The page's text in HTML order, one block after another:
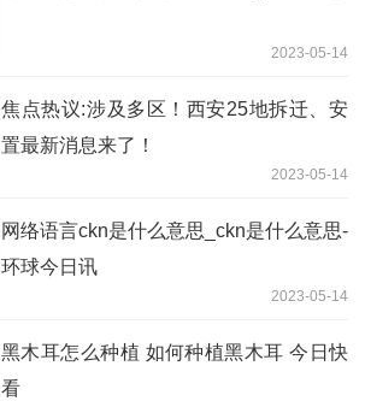
2023-05-14
焦点热议:涉及多区！西安25地拆迁、安
置最新消息来了！
2023-05-14
网络语言ckn是什么意思_ckn是什么意思-
环球今日讯
2023-05-14
黑木耳怎么种植 如何种植黑木耳 今日快
看